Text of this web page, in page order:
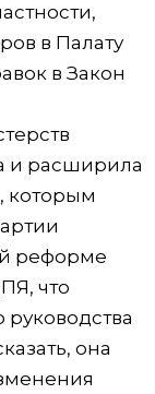
в Палату
в Закон
и расширила
которым
реформе
что
руководства
она